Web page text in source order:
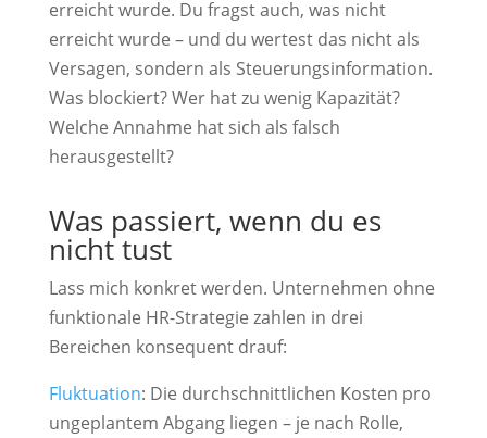
erreicht wurde. Du fragst auch, was nicht
erreicht wurde – und du wertest das nicht als
Versagen, sondern als Steuerungsinformation.
Was blockiert? Wer hat zu wenig Kapazität?
Welche Annahme hat sich als falsch
herausgestellt?
Was passiert, wenn du es
nicht tust
Lass mich konkret werden. Unternehmen ohne
funktionale HR-Strategie zahlen in drei
Bereichen konsequent drauf:
Fluktuation: Die durchschnittlichen Kosten pro
ungeplantem Abgang liegen – je nach Rolle,